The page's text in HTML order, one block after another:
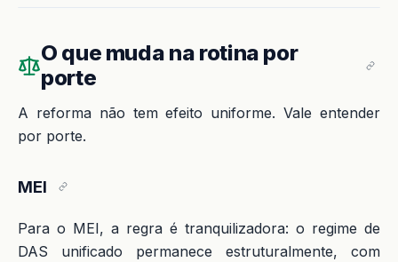
O que muda na rotina por
porte
A reforma não tem efeito uniforme. Vale entender
por porte.
MEI
Para o MEI, a regra é tranquilizadora: o regime de
DAS unificado permanece estruturalmente, com